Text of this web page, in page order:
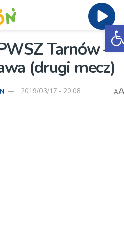
Tarnów –
(drugi mecz)
2019/03/17 - 20:08 A